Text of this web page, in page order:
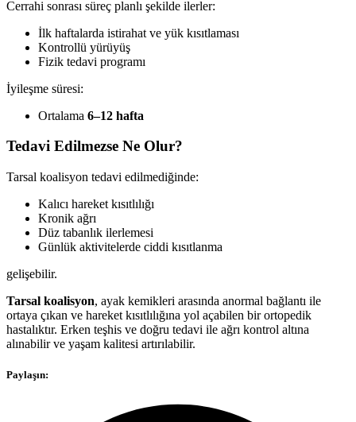
Cerrahi sonrası süreç planlı şekilde ilerler:
İlk haftalarda istirahat ve yük kısıtlaması
Kontrollü yürüyüş
Fizik tedavi programı
İyileşme süresi:
Ortalama 6–12 hafta
Tedavi Edilmezse Ne Olur?
Tarsal koalisyon tedavi edilmediğinde:
Kalıcı hareket kısıtlılığı
Kronik ağrı
Düz tabanlık ilerlemesi
Günlük aktivitelerde ciddi kısıtlanma
gelişebilir.
Tarsal koalisyon, ayak kemikleri arasında anormal bağlantı ile
ortaya çıkan ve hareket kısıtlılığına yol açabilen bir ortopedik
hastalıktır. Erken teşhis ve doğru tedavi ile ağrı kontrol altına
alınabilir ve yaşam kalitesi artırılabilir.
Paylaşın: